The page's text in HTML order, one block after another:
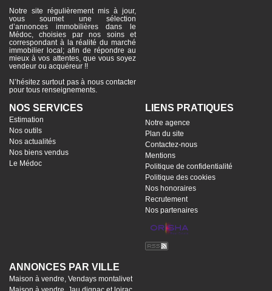
Notre site régulièrement mis à jour,
vous soumet une sélection
d’annonces immobilières dans le
Médoc, choisies par nos soins et
correspondant à la réalité du marché
immobilier local; afin de répondre au
mieux à vos attentes, que vous soyez
vendeur ou acquéreur !!
N’hésitez surtout pas à nous contacter
pour tous renseignements.
NOS SERVICES
Estimation
Nos outils
Nos actualités
Nos biens vendus
Le Médoc
LIENS PRATIQUES
Notre agence
Plan du site
Contactez-nous
Mentions
Politique de confidentialité
Politique des cookies
Nos honoraires
Recrutement
Nos partenaires
ANNONCES PAR VILLE
Maison à vendre, Vendays montalivet